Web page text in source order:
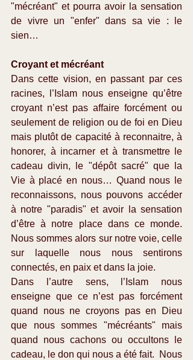
"mécréant" et pourra avoir la sensation
de vivre un "enfer" dans sa vie : le
sien…
Croyant et mécréant
Dans cette vision, en passant par ces
racines, l’Islam nous enseigne qu’être
croyant n’est pas affaire forcément ou
seulement de religion ou de foi en Dieu
mais plutôt de capacité à reconnaitre, à
honorer, à incarner et à transmettre le
cadeau divin, le "dépôt sacré" que la
Vie à placé en nous… Quand nous le
reconnaissons, nous pouvons accéder
à notre "paradis" et avoir la sensation
d’être à notre place dans ce monde.
Nous sommes alors sur notre voie, celle
sur laquelle nous nous sentirons
connectés, en paix et dans la joie.
Dans l’autre sens, l’Islam nous
enseigne que ce n’est pas forcément
quand nous ne croyons pas en Dieu
que nous sommes "mécréants" mais
quand nous cachons ou occultons le
cadeau, le don qui nous a été fait.  Nous